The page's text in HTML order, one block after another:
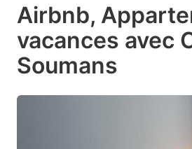
Airbnb,
vacances avec
Soumans